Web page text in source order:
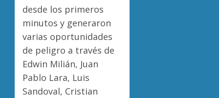
desde los primeros
minutos y generaron
varias oportunidades
de peligro a través de
Edwin Milián, Juan
Pablo Lara, Luis
Sandoval, Cristian